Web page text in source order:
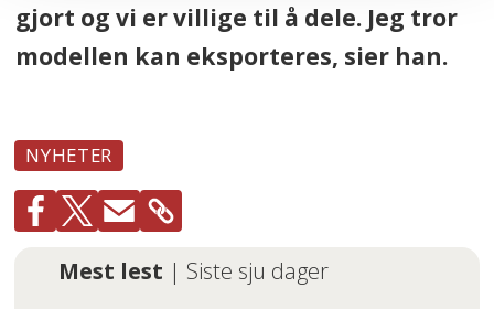
gjort og vi er villige til å dele. Jeg tror
modellen kan eksporteres, sier han.
NYHETER
Mest lest | Siste sju dager